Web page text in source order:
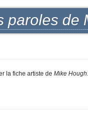
paroles de
la fiche artiste de Mike Hough